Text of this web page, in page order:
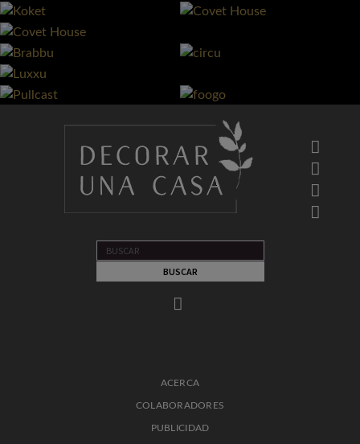
ACERCA
COLABORADORES
PUBLICIDAD